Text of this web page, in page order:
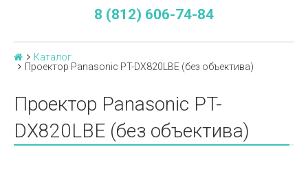
8 (812) 606-74-84
Каталог
Проектор Panasonic PT-DX820LBE (без объектива)
Проектор Panasonic PT-
DX820LBE (без объектива)